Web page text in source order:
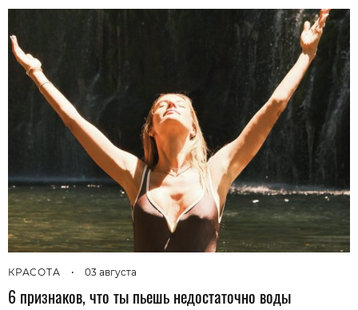
КРАСОТА • 03 августа
6 признаков, что ты пьешь недостаточно воды